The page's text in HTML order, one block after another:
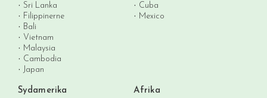
Sri Lanka
Filippinerne
Bali
Vietnam
Malaysia
Cambodia
Japan
Cuba
Mexico
Sydamerika Afrika